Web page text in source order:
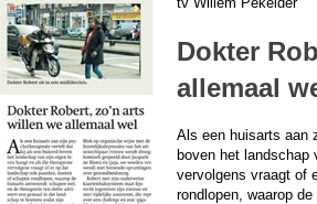
Dokter
allemaal
Als een huisarts aan
boven het landschap
vervolgens vraagt of
rondlopen, waarop